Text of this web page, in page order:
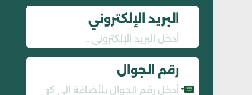
البريد الإلكتروني
رقم الجوال